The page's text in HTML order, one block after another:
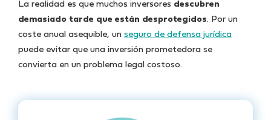
La realidad es que muchos inversores descubren
demasiado tarde que están desprotegidos. Por un
coste anual asequible, un seguro de defensa jurídica
puede evitar que una inversión prometedora se
convierta en un problema legal costoso.